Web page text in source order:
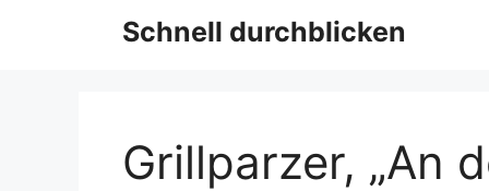
Schnell durchblicken
Grillparzer, „An